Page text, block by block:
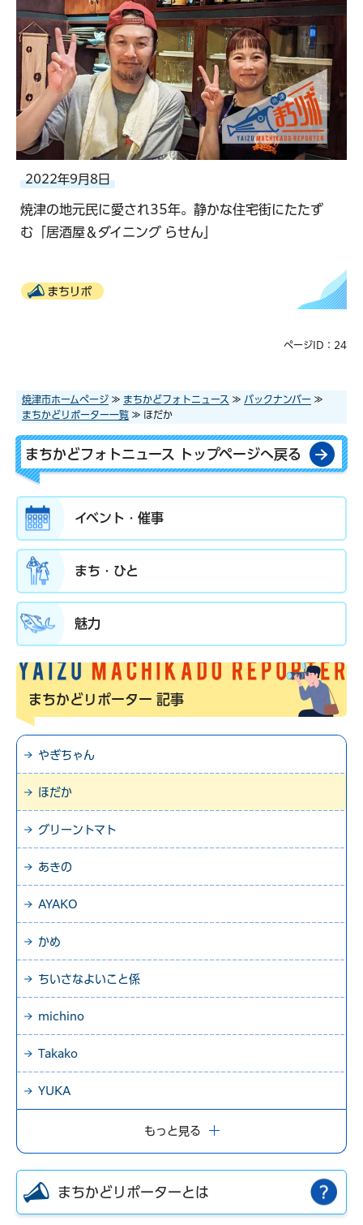
2022年9月8日
焼津の地元民に愛され35年。静かな住宅街にたたず
む「居酒屋＆ダイニング らせん」
まちリポ
ページID：24
焼津市ホームページ ≫ まちかどフォトニュース ≫ バックナンバー ≫
まちかどリポーター一覧 ≫ ほだか
まちかどフォトニュース トップページへ戻る
イベント・催事
まち・ひと
魅力
まちかどリポーター 記事
やぎちゃん
ほだか
グリーントマト
あきの
AYAKO
かめ
ちいさなよいこと係
michino
Takako
YUKA
もっと見る
まちかどリポーターとは